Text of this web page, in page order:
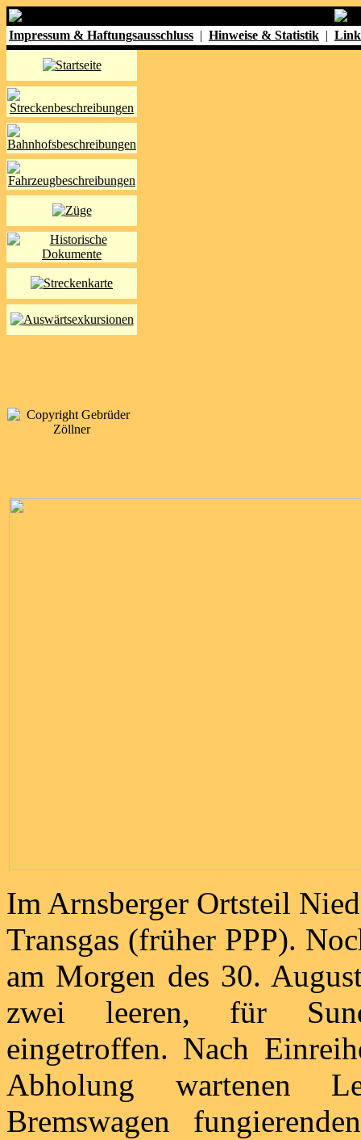
Impressum & Haftungsausschluss | Hinweise & Statistik |
Im Arnsberger Ortsteil
Transgas (früher PPP).
am Morgen des 30.
zwei leeren, für
eingetroffen. Nach
Abholung wartenen
Bremswagen